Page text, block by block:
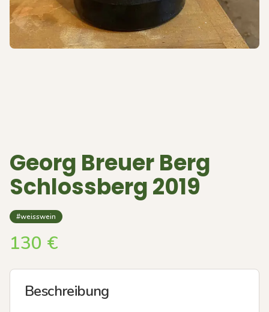
Georg Breuer Berg
Schlossberg 2019
#weisswein
130 €
Beschreibung